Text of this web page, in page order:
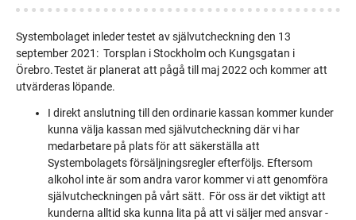
Systembolaget inleder testet av självutcheckning den 13
september 2021: Torsplan i Stockholm och Kungsgatan i
Örebro. Testet är planerat att pågå till maj 2022 och kommer att
utvärderas löpande.
I direkt anslutning till den ordinarie kassan kommer kunder
kunna välja kassan med självutcheckning där vi har
medarbetare på plats för att säkerställa att
Systembolagets försäljningsregler efterföljs. Eftersom
alkohol inte är som andra varor kommer vi att genomföra
självutcheckningen på vårt sätt. För oss är det viktigt att
kunderna alltid ska kunna lita på att vi säljer med ansvar -